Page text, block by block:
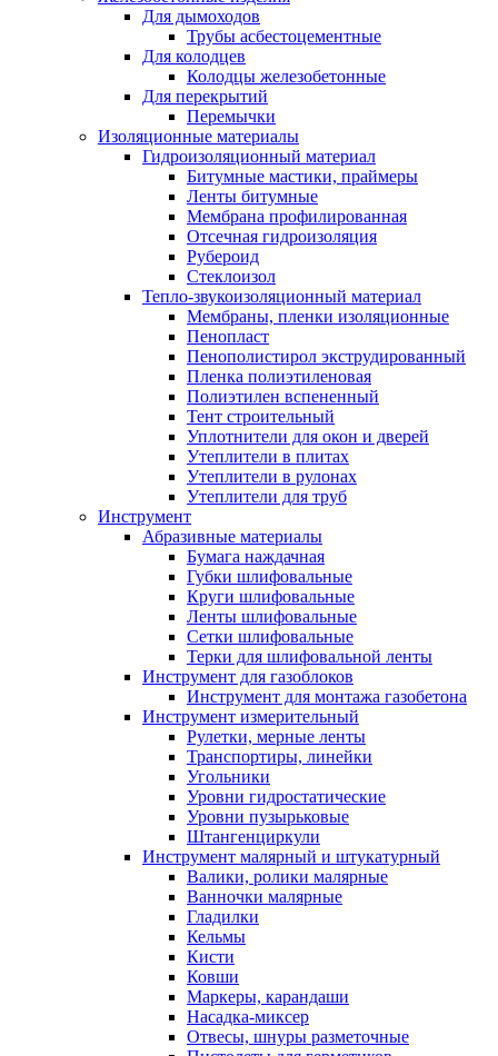
Для дымоходов
Трубы асбестоцементные
Для колодцев
Колодцы железобетонные
Для перекрытий
Перемычки
Изоляционные материалы
Гидроизоляционный материал
Битумные мастики, праймеры
Ленты битумные
Мембрана профилированная
Отсечная гидроизоляция
Рубероид
Стеклоизол
Тепло-звукоизоляционный материал
Мембраны, пленки изоляционные
Пенопласт
Пенополистирол экструдированный
Пленка полиэтиленовая
Полиэтилен вспененный
Тент строительный
Уплотнители для окон и дверей
Утеплители в плитах
Утеплители в рулонах
Утеплители для труб
Инструмент
Абразивные материалы
Бумага наждачная
Губки шлифовальные
Круги шлифовальные
Ленты шлифовальные
Сетки шлифовальные
Терки для шлифовальной ленты
Инструмент для газоблоков
Инструмент для монтажа газобетона
Инструмент измерительный
Рулетки, мерные ленты
Транспортиры, линейки
Угольники
Уровни гидростатические
Уровни пузырьковые
Штангенциркули
Инструмент малярный и штукатурный
Валики, ролики малярные
Ванночки малярные
Гладилки
Кельмы
Кисти
Ковши
Маркеры, карандаши
Насадка-миксер
Отвесы, шнуры разметочные